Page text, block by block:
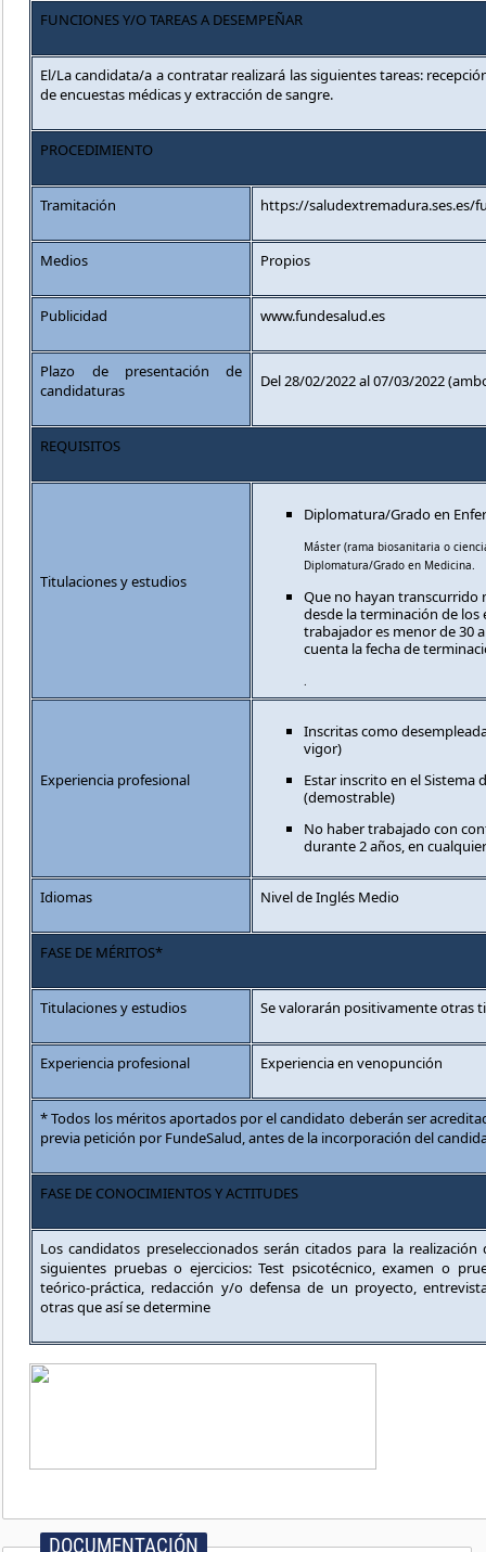
FUNCIONES Y/O TAREAS A DESEMPEÑAR
El/La candidata/a a contratar realizará las siguientes tareas:
de encuestas médicas y extracción de sangre.
PROCEDIMIENTO
Tramitación https://saludextremadura.ses.es/
Medios Propios
Publicidad www.fundesalud.es
Plazo de presentación de
candidaturas
Del 28/02/2022 al 07/03/2022
REQUISITOS
Titulaciones y estudios
Diplomatura/Grado en
Máster (rama biosanitaria o
Diplomatura/Grado en Medicina.
Que no hayan transcurrido
desde la terminación de los
trabajador es menor de 30
cuenta la fecha de
.
Experiencia profesional
Inscritas como
vigor)
Estar inscrito en el Sistema
(demostrable)
No haber trabajado con
durante 2 años, en
Idiomas Nivel de Inglés Medio
FASE DE MÉRITOS*
Titulaciones y estudios Se valorarán positivamente otras
Experiencia profesional Experiencia en venopunción
* Todos los méritos aportados por el candidato deberán ser
previa petición por FundeSalud, antes de la incorporación del
FASE DE CONOCIMIENTOS Y ACTITUDES
Los candidatos preseleccionados serán citados para la
siguientes pruebas o ejercicios: Test psicotécnico, examen o
teórico-práctica, redacción y/o defensa de un proyecto,
otras que así se determine
DOCUMENTACIÓN